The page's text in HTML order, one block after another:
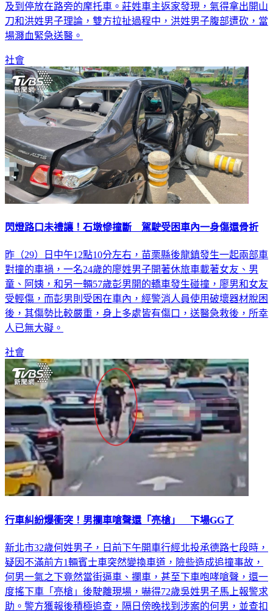
及到停放在路旁的摩托車。莊姓車主返家發現，氣得拿出開山
刀和洪姓男子理論，雙方拉扯過程中，洪姓男子腹部遭砍，當
場濺血緊急送醫。
社會
閃燈路口未禮讓！石墩慘撞斷 駕駛受困車內一身傷還骨折
昨（29）日中午12點10分左右，苗栗縣後龍鎮發生一起兩部車
對撞的車禍，一名24歲的廖姓男子開著休旅車載著女友、男
童、阿姨，和另一輛57歲彭男開的轎車發生碰撞，廖男和女友
受輕傷，而彭男則受困在車內，經警消人員使用破壞器材脫困
後，其傷勢比較嚴重，身上多處皆有傷口，送醫急救後，所幸
人已無大礙。
社會
行車糾紛爆衝突！男攔車嗆聲還「亮槍」 下場GG了
新北市32歲何姓男子，日前下午開車行經北投承德路七段時，
疑因不滿前方1輛賓士車突然變換車道，險些造成追撞事故，
何男一氣之下竟然當街逼車、攔車，甚至下車咆哮嗆聲，還一
度搖下車「亮槍」後駛離現場，嚇得72歲吳姓男子馬上報警求
助。警方獲報後積極追查，隔日傍晚找到涉案的何男，並查扣